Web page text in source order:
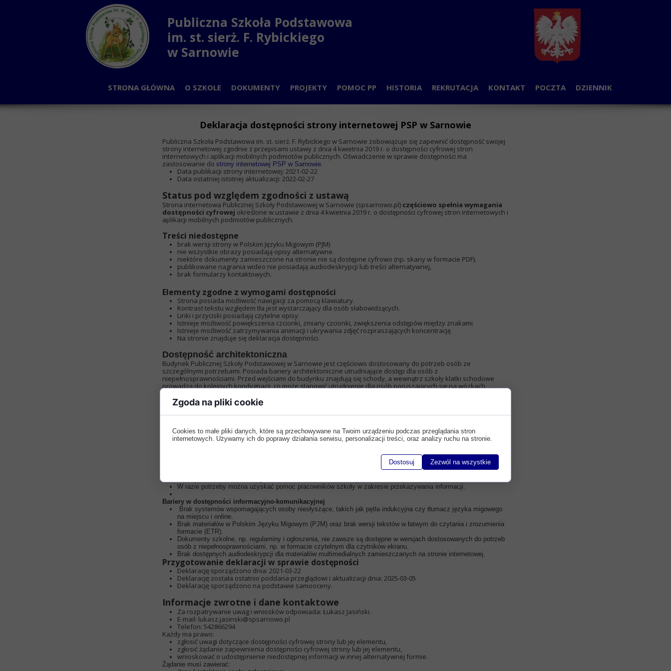
Deklaracja dostępności strony internetowej PSP w Sarnowie
Publiczna Szkoła Podstawowa im. st. sierż. F. Rybickiego w Sarnowie zobowiązuje się zapewnić dostępność swojej
strony internetowej zgodnie z przepisami ustawy z dnia 4 kwietnia 2019 r. o dostępności cyfrowej stron
internetowych i aplikacji mobilnych podmiotów publicznych. Oświadczenie w sprawie dostępności ma
zastosowanie do strony internetowej PSP w Sarnowie.
Data publikacji strony internetowej: 2021-02-22
Data ostatniej istotnej aktualizacji: 2022-02-27
Status pod względem zgodności z ustawą
Strona internetowa Publicznej Szkoły Podstawowej w Sarnowie (spsarnowo.pl) częściowo spełnia wymagania
dostępności cyfrowej określone w ustawie z dnia 4 kwietnia 2019 r. o dostępności cyfrowej stron internetowych i
aplikacji mobilnych podmiotów publicznych.
Treści niedostępne
brak wersji strony w Polskim Języku Migowym (PJM)
nie wszystkie obrazy posiadają opisy alternatywne.
niektóre dokumenty zamieszczone na stronie nie są dostępne cyfrowo (np. skany w formacie PDF).
publikowane nagrania wideo nie posiadają audiodeskrypcji lub treści alternatywnej,
brak formularzy kontaktowych.
Elementy zgodne z wymogami dostępności
Strona posiada możliwość nawigacji za pomocą klawiatury.
Kontrast tekstu względem tła jest wystarczający dla osób słabowidzących.
Linki i przyciski posiadają czytelne opisy.
Istnieje możliwość powiększenia czcionki, zmiany czcionki, zwiększenia odstępów między znakami
Istnieje możliwość zatrzymywania animacji i ukrywania zdjęć rozpraszających koncentrację
Na stronie znajduje się deklaracja dostępności.
Dostępność architektoniczna
Budynek Publicznej Szkoły Podstawowej w Sarnowie jest częściowo dostosowany do potrzeb osób ze
szczególnymi potrzebami. Posiada bariery architektoniczne utrudniające dostęp dla osób z
niepełnosprawnościami. Przed wejściami do budynku znajdują się schody, a wewnątrz szkoły klatki schodowe
prowadzą do kolejnych kondygnacji, co może stanowić utrudnienie dla osób poruszających się na wózkach
się. Szkoła nie jest wyposażona w udogodnienia dla osób niewidomych i słabowidzących, takie jak oznaczenia
dotykowe czy ścieżki naprowadzające. Brakuje również systemów wspomagających osoby niesłyszące, takich jak
pętle indukcyjne czy wizualne systemy powiadamiania. Do szkoły może wejść osoba z psem asystującym i psem
Dostępności informacyjno-komunikacyjnej
Informacje o szkole, w tym ogłoszenia i dokumenty, są publikowane na stronie internetowej.
W razie potrzeby można uzyskać pomoc pracowników szkoły w zakresie przekazywania informacji.
Bariery w dostępności informacyjno-komunikacyjnej
Brak systemów wspomagających osoby niesłyszące, takich jak pętla indukcyjna czy tłumacz języka migowego
na miejscu i online.
Brak materiałów w Polskim Języku Migowym (PJM) oraz brak wersji tekstów w łatwym do czytania i zrozumienia
formacie (ETR).
Dokumenty szkolne, np. regulaminy i ogłoszenia, nie zawsze są dostępne w wersjach dostosowanych do potrzeb
osób z niepełnosprawnościami, np. w formacie czytelnym dla czytników ekranu.
Brak dostępnych audiodeskrypcji dla materiałów multimedialnych zamieszczanych na stronie internetowej.
Przygotowanie deklaracji w sprawie dostępności
Deklarację sporządzono dnia: 2021-03-22
Deklarację została ostatnio poddana przeglądowi i aktualizacji dnia: 2025-03-05
Deklarację sporządzono na podstawie samooceny.
Informacje zwrotne i dane kontaktowe
Za rozpatrywanie uwag i wniosków odpowiada: Łukasz Jasiński.
E-mail: lukasz.jasinski@spsarnowo.pl
Telefon: 542866294
Każdy ma prawo:
zgłosić uwagi dotyczące dostępności cyfrowej strony lub jej elementu,
zgłosić żądanie zapewnienia dostępności cyfrowej strony lub jej elementu,
wnioskować o udostępnienie niedostępnej informacji w innej alternatywnej formie.
Żądanie musi zawierać:
STRONA GŁÓWNA O SZKOLE
PLAN LEKCJI
ODDZIAŁY
NAUCZYCIELE
RADA RODZICÓW
PRACOWNICY
DOKUMENTY PROJEKTY
PRZEDSZKOLE-PROJEKT
SZKOŁA-PROJEKT
POMOC PP
DYŻURY PSYCHOLOGA I PEDAGOGA
ZAJĘCIA PPP
HISTORIA
PATRON
NAUCZYCIELE
REKRUTACJA KONTAKT POCZTA DZIENNIK
Publiczna Szkoła Podstawowa
im. st. sierż. F. Rybickiego
w Sarnowie
Zgoda na pliki cookie
Cookies to małe pliki danych, które są przechowywane na Twoim urządzeniu podczas przeglądania stron
internetowych. Używamy ich do poprawy działania serwisu, personalizacji treści, oraz analizy ruchu na stronie.
Dostosuj Zezwól na wszystkie